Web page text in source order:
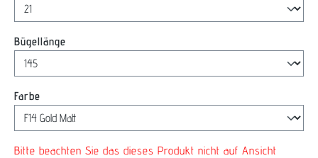
Bügellänge
Farbe
Bitte beachten Sie das dieses Produkt nicht auf Ansicht